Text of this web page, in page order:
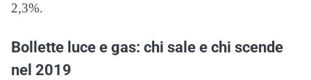
2,3%.
Bollette luce e gas: chi sale e chi scende
nel 2019